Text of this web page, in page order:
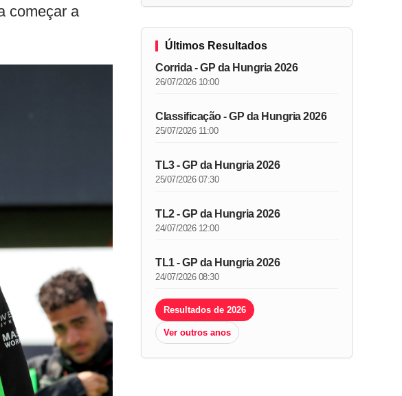
começar a
Últimos Resultados
Corrida - GP da Hungria 2026
26/07/2026 10:00
Classificação - GP da Hungria 2026
25/07/2026 11:00
TL3 - GP da Hungria 2026
25/07/2026 07:30
TL2 - GP da Hungria 2026
24/07/2026 12:00
TL1 - GP da Hungria 2026
24/07/2026 08:30
Resultados de 2026
Ver outros anos